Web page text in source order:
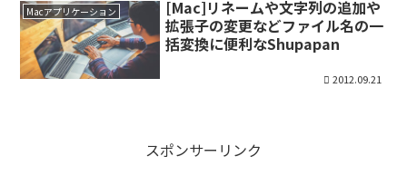
Macアプリケーション
[Mac]リネームや文字列の追加や
拡張子の変更などファイル名の一
括変換に便利なShupapan
2012.09.21
スポンサーリンク